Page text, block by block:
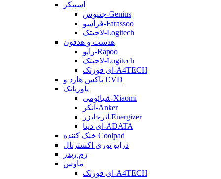
اسپیکر
جنیوس-Genius
فراسو-Farassoo
لاجیتک-Logitech
هدست و هدفون
راپو-Rapoo
لاجیتک-Logitech
ای فورتک-A4TECH
باکس هارد و DVD
پاوربانک
شیائومی-Xiaomi
انکر-Anker
انرجایزر-Energizer
ای دیتا-ADATA
خنک کننده Coolpad
درایو نوری اکسترنال
رم ریدر
ماوس
ای فورتک-A4TECH